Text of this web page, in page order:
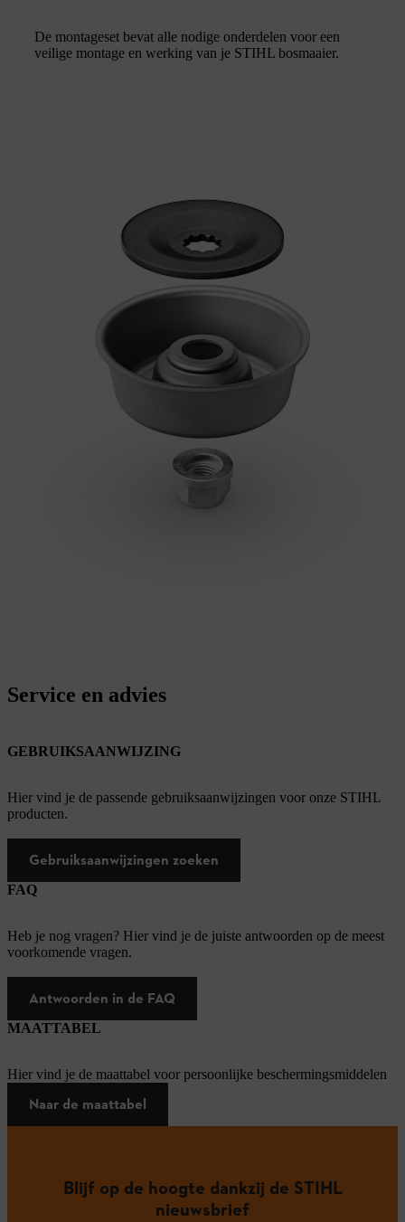
De montageset bevat alle nodige onderdelen voor een
veilige montage en werking van je STIHL bosmaaier.
Service en advies
GEBRUIKSAANWIJZING
Hier vind je de passende gebruiksaanwijzingen voor onze STIHL
producten.
Gebruiksaanwijzingen zoeken
FAQ
Heb je nog vragen? Hier vind je de juiste antwoorden op de meest
voorkomende vragen.
Antwoorden in de FAQ
MAATTABEL
Hier vind je de maattabel voor persoonlijke beschermingsmiddelen
Naar de maattabel
Blijf op de hoogte dankzij de STIHL
nieuwsbrief